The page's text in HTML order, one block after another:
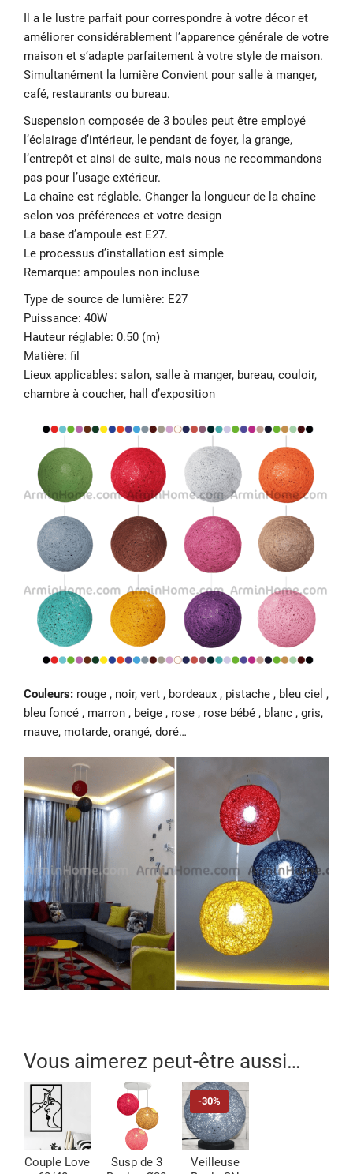
Il a le lustre parfait pour correspondre à votre décor et
améliorer considérablement l’apparence générale de votre
maison et s’adapte parfaitement à votre style de maison.
Simultanément la lumière Convient pour salle à manger,
café, restaurants ou bureau.
Suspension composée de 3 boules peut être employé
l’éclairage d’intérieur, le pendant de foyer, la grange,
l’entrepôt et ainsi de suite, mais nous ne recommandons
pas pour l’usage extérieur.
La chaîne est réglable. Changer la longueur de la chaîne
selon vos préférences et votre design
La base d’ampoule est E27.
Le processus d’installation est simple
Remarque: ampoules non incluse
Type de source de lumière: E27
Puissance: 40W
Hauteur réglable: 0.50 (m)
Matière: fil
Lieux applicables: salon, salle à manger, bureau, couloir,
chambre à coucher, hall d’exposition
Couleurs: rouge , noir, vert , bordeaux , pistache , bleu ciel ,
bleu foncé , marron , beige , rose , rose bébé , blanc , gris,
mauve, motarde, orangé, doré…
Vous aimerez peut-être aussi…
Couple Love
Susp de 3
-30%
Veilleuse